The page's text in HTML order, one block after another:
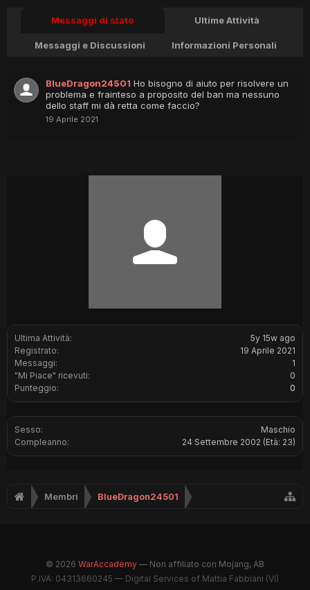
Ultima Attività:
5y 15w ago
Registrato:
19 Aprile 2021
Messaggi:
1
"Mi Piace" ricevuti:
0
Punteggio:
0
Sesso:
Maschio
Compleanno:
24 Settembre 2002 (Età: 23)
Messaggi di stato Ultime Attività
Messaggi e Discussioni Informazioni Personali
BlueDragon24501 Ho bisogno di aiuto per risolvere un
problema e frainteso a proposito del ban ma nessuno
dello staff mi dà retta come faccio?
19 Aprile 2021
Membri BlueDragon24501
© 2026 WarAccademy — Non affiliato con Mojang, AB
P.IVA: 04313660245 — Digital Services of Mattia Fabbiani (VI)